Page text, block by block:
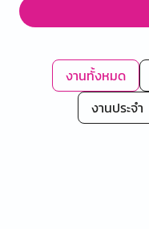
งานทั้งหมด
งานประจำ